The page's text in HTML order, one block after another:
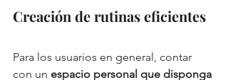
Creación de rutinas eficientes
Para los usuarios en general, contar
con un espacio personal que disponga